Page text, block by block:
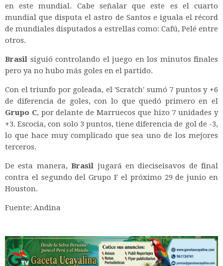
en este mundial. Cabe señalar que este es el cuarto
mundial que disputa el astro de Santos e iguala el récord
de mundiales disputados a estrellas como: Cafú, Pelé entre
otros.
Brasil siguió controlando el juego en los minutos finales
pero ya no hubo más goles en el partido.
Con el triunfo por goleada, el 'Scratch' sumó 7 puntos y +6
de diferencia de goles, con lo que quedó primero en el
Grupo C, por delante de Marruecos que hizo 7 unidades y
+3. Escocia, con solo 3 puntos, tiene diferencia de gol de -3,
lo que hace muy complicado que sea uno de los mejores
terceros.
De esta manera, Brasil jugará en dieciseisavos de final
contra el segundo del Grupo F el próximo 29 de junio en
Houston.
Fuente: Andina